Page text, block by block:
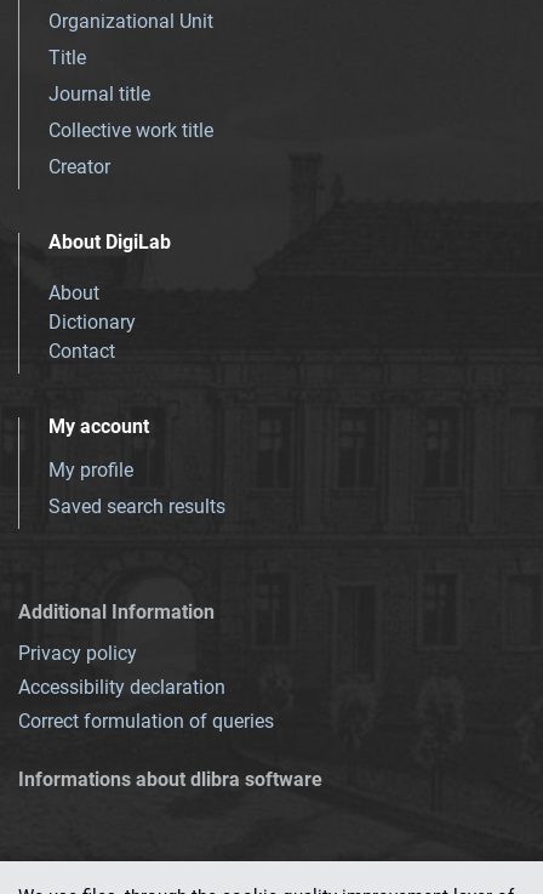
Organizational Unit
Title
Journal title
Collective work title
Creator
About DigiLab
About
Dictionary
Contact
My account
My profile
Saved search results
Additional Information
Privacy policy
Accessibility declaration
Correct formulation of queries
Informations about dlibra software